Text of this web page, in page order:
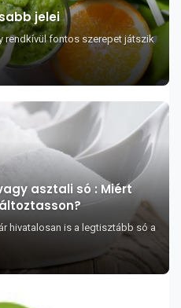
jelei
rendkívül fontos szerepet játszik
asztali só : Miért
hivatalosan is a legtisztább só a